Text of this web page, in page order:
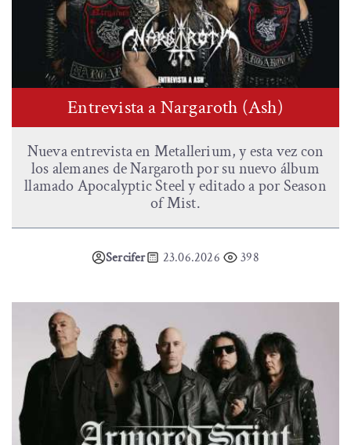
Entrevista a Nargaroth (Ash)
Nueva entrevista en Metallerium, y esta vez con
los alemanes de Nargaroth por su nuevo álbum
llamado Apocalyptic Steel y editado a por Season
of Mist.
Sercifer 23.06.2026 398